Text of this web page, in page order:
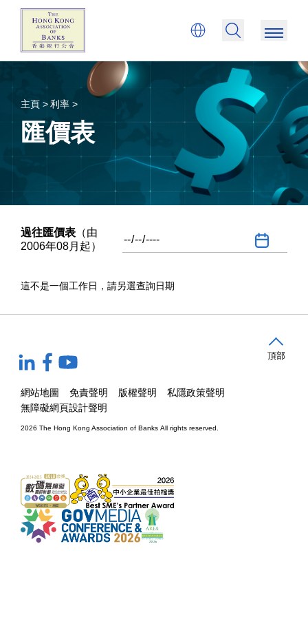
主頁 >利率 >
匯價表
過往匯價表 （由
2006年08月起）
這不是一個工作日，請另選查詢日期
網站地圖 免責聲明 版權聲明
私隱政策聲明
無障礙網頁設計聲明
2026 The Hong Kong Association of Banks All rights reserved.
頂部